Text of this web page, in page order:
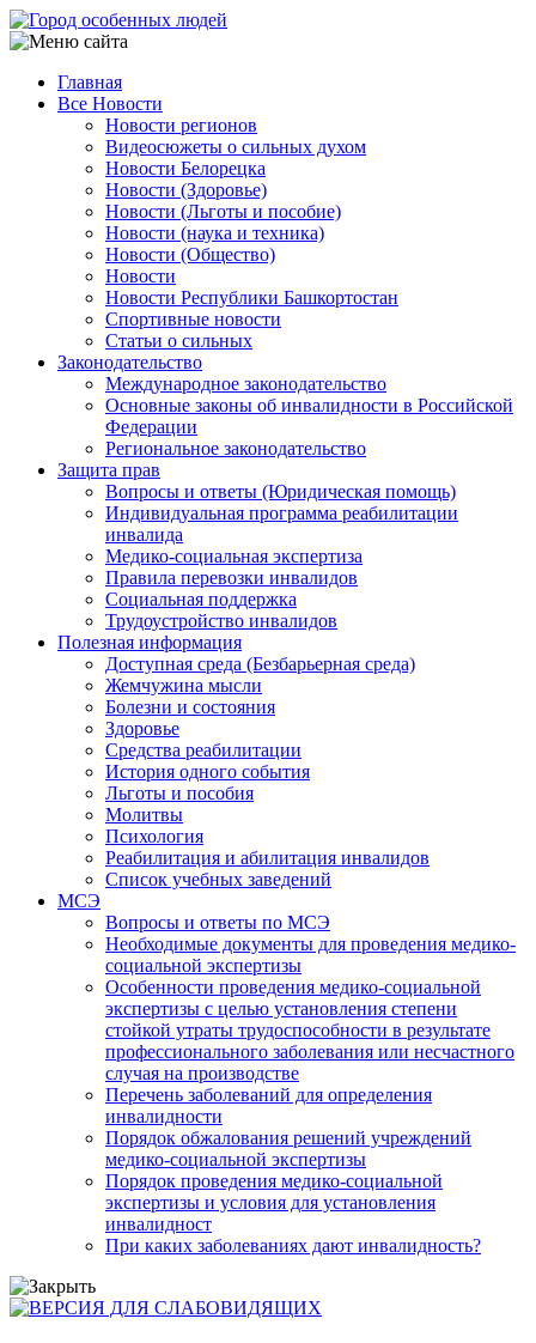
Перейти
к
содержанию
Main
navigation
Главная
Все Новости
Новости регионов
Видеосюжеты о сильных духом
Новости Белорецка
Новости (Здоровье)
Новости (Льготы и пособие)
Новости (наука и техника)
Новости (Общество)
Новости
Новости Республики Башкортостан
Спортивные новости
Статьи о сильных
Законодательство
Международное законодательство
Основные законы об инвалидности в Российской
Федерации
Региональное законодательство
Защита прав
Вопросы и ответы (Юридическая помощь)
Индивидуальная программа реабилитации
инвалида
Медико-социальная экспертиза
Правила перевозки инвалидов
Социальная поддержка
Трудоустройство инвалидов
Полезная информация
Доступная среда (Безбарьерная среда)
Жемчужина мысли
Болезни и состояния
Здоровье
Средства реабилитации
История одного события
Льготы и пособия
Молитвы
Психология
Реабилитация и абилитация инвалидов
Список учебных заведений
МСЭ
Вопросы и ответы по МСЭ
Необходимые документы для проведения медико-
социальной экспертизы
Особенности проведения медико-социальной
экспертизы с целью установления степени
стойкой утраты трудоспособности в результате
профессионального заболевания или несчастного
случая на производстве
Перечень заболеваний для определения
инвалидности
Порядок обжалования решений учреждений
медико-социальной экспертизы
Порядок проведения медико-социальной
экспертизы и условия для установления
инвалидност
При каких заболеваниях дают инвалидность?